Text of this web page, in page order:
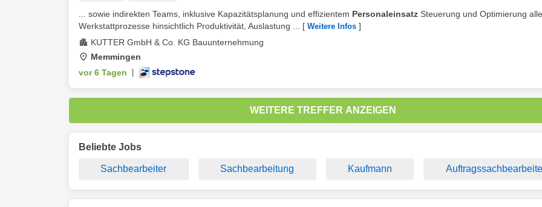
... sowie indirekten Teams, inklusive Kapazitätsplanung und effizientem Personaleinsatz Steuerung und Optimierung
Werkstattprozesse hinsichtlich Produktivität, Auslastung ...
[ Weitere Infos ]
KUTTER GmbH & Co. KG Bauunternehmung
Memmingen
vor 6 Tagen
WEITERE TREFFER ANZEIGEN
Beliebte Jobs
Sachbearbeiter Sachbearbeitung Kaufmann